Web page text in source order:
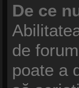
De ce
de
poate a